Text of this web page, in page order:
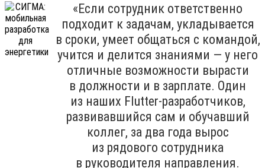
«Если сотрудник ответственно
подходит к задачам, укладывается
в сроки, умеет общаться с командой,
учится и делится знаниями — у него
отличные возможности вырасти
в должности и в зарплате. Один
из наших Flutter-разработчиков,
развивавшийся сам и обучавший
коллег, за два года вырос
из рядового сотрудника
в руководителя направления.